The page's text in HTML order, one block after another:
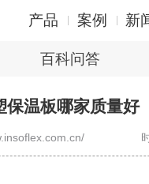
产品 案例 新
百科问答
保温板哪家质量好